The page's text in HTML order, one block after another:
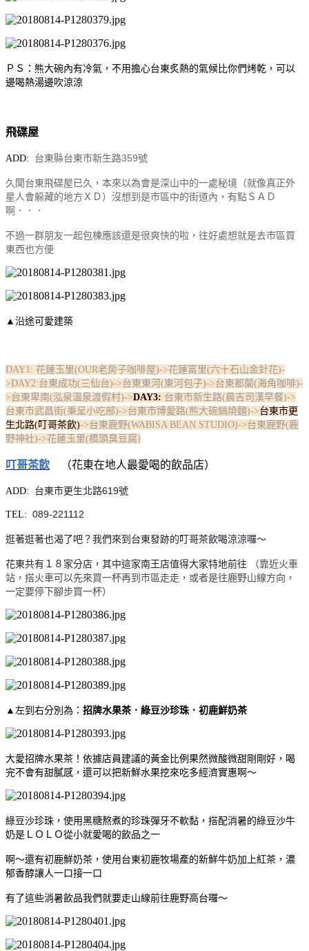
ＰＳ：熊大碗內有冷氣，不用擔心台東炙熱的氣候比你們烤乾，可以
邊喝熱湯邊吹涼涼
飛碟屋
ADD: 台東縣台東市新生路359號
久聞台東飛碟屋已久，本來以為會是深山中的一處秘境（就像真正外
星人會躲藏的地方ＸＤ） 沒想到是市區中的街道內，有點ＳＡＤ
啊．．．
不過一群朋友一起包棟應該還是很爽快的啦，往好處想就是去市區買
東西也方便
▲沿途可愛建築
DAY1: 花蓮玉里(OUR老房子咖啡屋)->花蓮富里(六十石山金針花)-
>DAY2:台東成功(三仙台)->台東東河(東河包子)->台東都蘭(海角咖啡)-
>台東卑南(泓泉溫泉渡假村)->DAY3: 台東市新生路(晨吉司漢早餐)->
台東市武昌街(秉呈小吃部)->台東市博愛路(熊大碗鍋燒麵)->台東市更
生北路(叮哥茶飲)->台東鹿野(WABISA BEAN STUDIO)->台東鹿野(鹿
野神社)->花蓮玉里(橋頭臭豆腐)
叮哥茶飲 （花東在地人最愛喝的飲品店）
ADD: 台東市更生北路619號
TEL: 089-221112
逛著逛著也渴了吧？我們來到台東發跡的叮哥茶飲喝涼涼囉～
花東共有１８家分店，其中這家南王店值得大家特地前往
（靠近火車
站，搭火車可以先來買一杯再到市區走走，或者是往鹿野山線方向，
一定要停下腳步買一杯）
▲左到右分別為： 招牌水果茶．綠豆沙珍珠．初鹿鮮奶茶
大愛招牌水果茶！依據店員建議的黃金比例果然微酸微甜剛剛好，喝
完不會有甜膩感，還可以把新鮮水果挖來吃多經濟實惠啊～
綠豆沙珍珠，使用黑糖熬煮的珍珠彈牙不軟黏，搭配消暑的綠豆沙牛
奶是ＬＯＬＯ從小就愛喝的飲品之一
啊～還有初鹿鮮奶茶，使用台東初鹿牧場產的新鮮牛奶加上紅茶，濃
郁香醇讓人一口接一口
有了這些消暑飲品我們就要走山線前往鹿野高台囉～